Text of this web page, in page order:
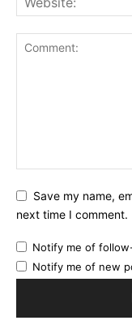
Save my name,
next time I comment.
Notify me of
Notify me of new